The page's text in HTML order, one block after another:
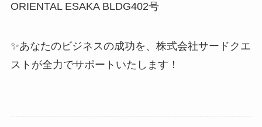
ORIENTAL ESAKA BLDG402号
✨あなたのビジネスの成功を、株式会社サードクエ
ストが全力でサポートいたします！